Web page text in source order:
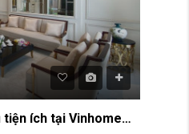
Cho thuê biệt thự đầy đủ tiện ích tại Vinhomes Harmony